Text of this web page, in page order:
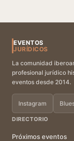
EVENTOS
JURÍDICOS
La comunidad
profesional jurídico
eventos desde 2014.
Instagram
DIRECTORIO
Próximos eventos